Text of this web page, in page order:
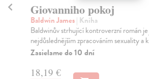
Giovanniho pokoj
Baldwin James| Kniha
Baldwinův strhující kontroverzní román
nejdůslednějším zpracováním sexuality a
Zasielame do 10 dní
18,19 €